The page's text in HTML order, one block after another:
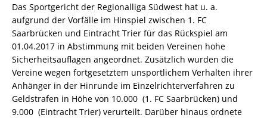
Das Sportgericht der Regionalliga Südwest hat u. a.
aufgrund der Vorfälle im Hinspiel zwischen 1. FC
Saarbrücken und Eintracht Trier für das Rückspiel am
01.04.2017 in Abstimmung mit beiden Vereinen hohe
Sicherheitsauflagen angeordnet. Zusätzlich wurden die
Vereine wegen fortgesetztem unsportlichem Verhalten ihrer
Anhänger in der Hinrunde im Einzelrichterverfahren zu
Geldstrafen in Höhe von 10.000  (1. FC Saarbrücken) und
9.000  (Eintracht Trier) verurteilt. Darüber hinaus ordnete